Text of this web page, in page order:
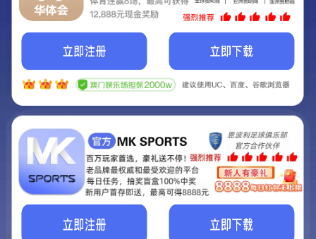
我们即将上线啦...
我们的网站正在建设.
它将是非常棒的网站.
联系我们!